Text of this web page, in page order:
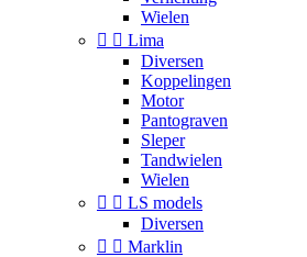
Wielen
  Lima
Diversen
Koppelingen
Motor
Pantograven
Sleper
Tandwielen
Wielen
  LS models
Diversen
  Marklin